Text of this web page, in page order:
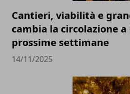
Cantieri, viabilità e
cambia la circolazione
prossime settimane
14/11/2025